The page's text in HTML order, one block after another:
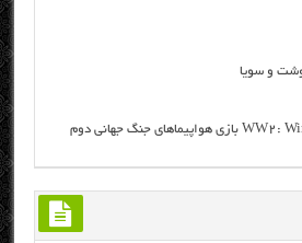
و سویا
دانلود WW2: Wings Of Duty 3.4.6 بازی هواپیماهای جنگ جهانی دوم